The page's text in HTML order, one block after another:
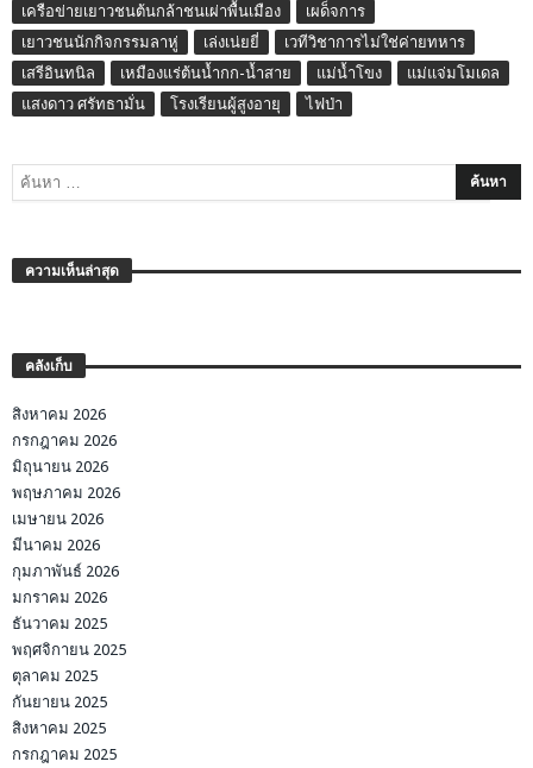
เครือข่ายเยาวชนต้นกล้าชนเผ่าพื้นเมือง
เผด็จการ
เยาวชนนักกิจกรรมลาหู่
เล่งเน่ยยี่
เวทีวิชาการไม่ใช่ค่ายทหาร
เสรีอินทนิล
เหมืองแร่ต้นน้ำกก-น้ำสาย แม่น้ำโขง
แม่แจ่มโมเดล
แสงดาว ศรัทธามั่น
โรงเรียนผู้สูงอายุ ไฟป่า
ความเห็นล่าสุด
คลังเก็บ
สิงหาคม 2026
กรกฎาคม 2026
มิถุนายน 2026
พฤษภาคม 2026
เมษายน 2026
มีนาคม 2026
กุมภาพันธ์ 2026
มกราคม 2026
ธันวาคม 2025
พฤศจิกายน 2025
ตุลาคม 2025
กันยายน 2025
สิงหาคม 2025
กรกฎาคม 2025